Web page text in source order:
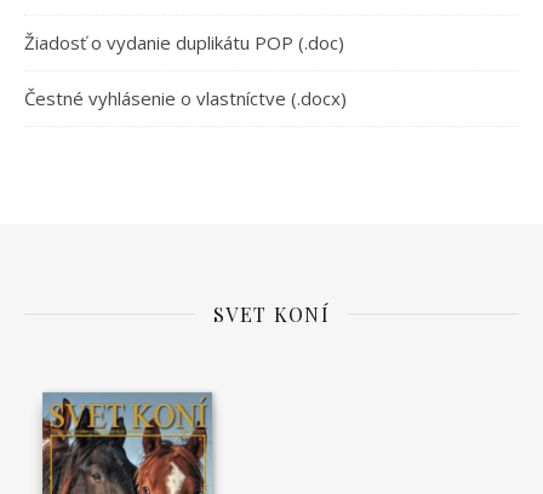
Žiadosť o vydanie duplikátu POP (.doc)
Čestné vyhlásenie o vlastníctve (.docx)
SVET KONÍ